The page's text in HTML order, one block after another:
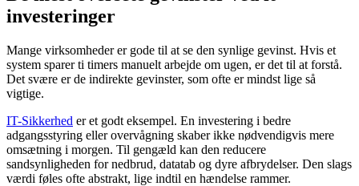
investeringer
Mange virksomheder er gode til at se den synlige gevinst. Hvis et
system sparer ti timers manuelt arbejde om ugen, er det til at forstå.
Det svære er de indirekte gevinster, som ofte er mindst lige så
vigtige.
IT-Sikkerhed er et godt eksempel. En investering i bedre
adgangsstyring eller overvågning skaber ikke nødvendigvis mere
omsætning i morgen. Til gengæld kan den reducere
sandsynligheden for nedbrud, datatab og dyre afbrydelser. Den slags
værdi føles ofte abstrakt, lige indtil en hændelse rammer.